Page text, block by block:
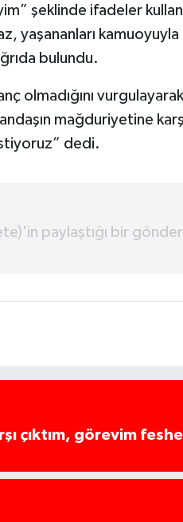
şeklinde ifadeler
yaşananları
bulundu.
olmadığını
mağduriyetine
dedi.
paylaştığı bir
çıktım, görevim